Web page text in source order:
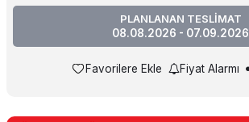
PLANLANAN TESLİMAT
08.08.2026 - 07.09.2026
Favorilere Ekle Fiyat Alarmı